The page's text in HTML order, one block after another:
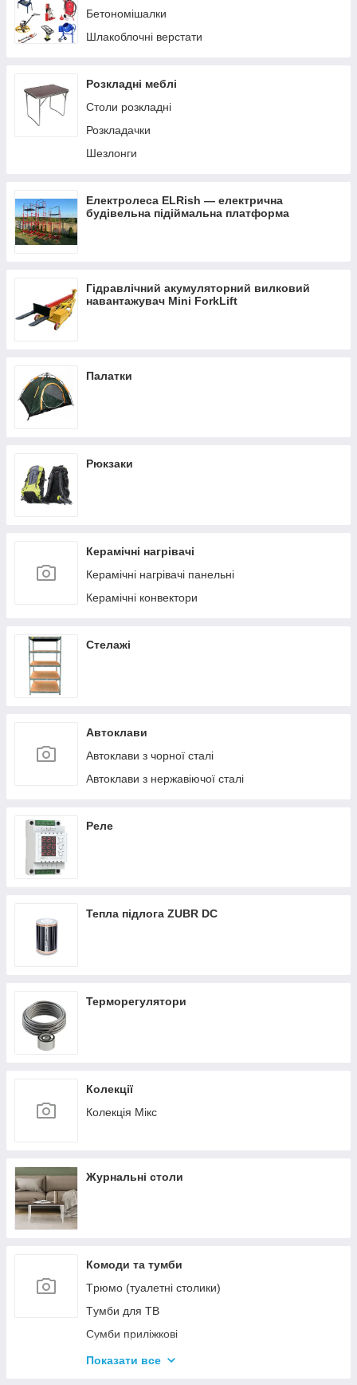
Бетономішалки
Шлакоблочні верстати
Розкладні меблі
Столи розкладні
Розкладачки
Шезлонги
Електролеса ELRish — електрична
будівельна підіймальна платформа
Гідравлічний акумуляторний вилковий
навантажувач Mini ForkLift
Палатки
Рюкзаки
Керамічні нагрівачі
Керамічні нагрівачі панельні
Керамічні конвектори
Стелажі
Автоклави
Автоклави з чорної сталі
Автоклави з нержавіючої сталі
Реле
Тепла підлога ZUBR DC
Терморегулятори
Колекції
Колекція Мікс
Журнальні столи
Комоди та тумби
Tрюмо (туалетні столики)
Tумби для ТВ
Сумби приліжкові
Комоди
Показати все